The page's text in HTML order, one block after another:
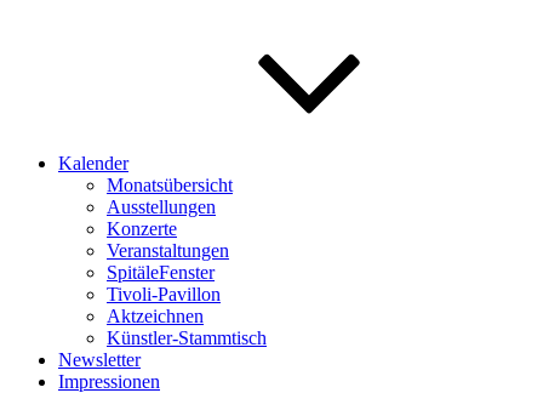
Kalender
Monatsübersicht
Ausstellungen
Konzerte
Veranstaltungen
SpitäleFenster
Tivoli-Pavillon
Aktzeichnen
Künstler-Stammtisch
Newsletter
Impressionen